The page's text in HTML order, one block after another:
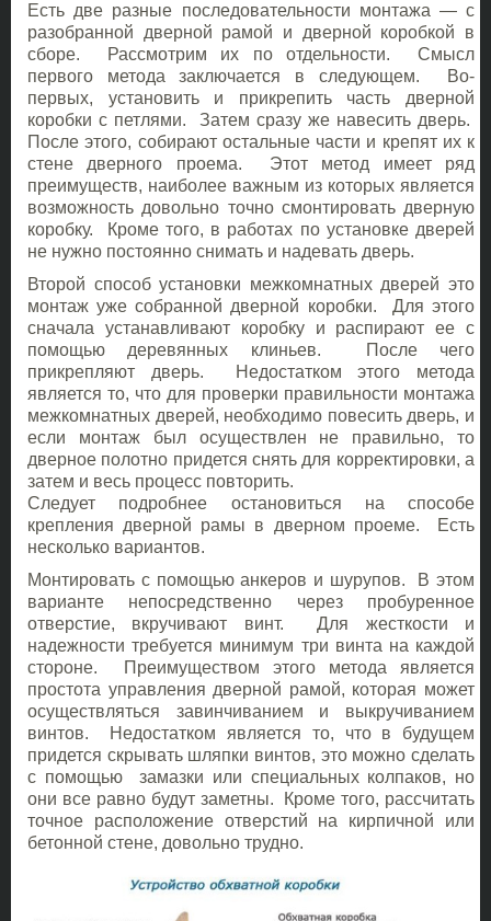
Есть две разные последовательности монтажа — с
разобранной дверной рамой и дверной коробкой в
сборе. Рассмотрим их по отдельности. Смысл
первого метода заключается в следующем. Во-
первых, установить и прикрепить часть дверной
коробки с петлями. Затем сразу же навесить дверь.
После этого, собирают остальные части и крепят их к
стене дверного проема. Этот метод имеет ряд
преимуществ, наиболее важным из которых является
возможность довольно точно смонтировать дверную
коробку. Кроме того, в работах по установке дверей
не нужно постоянно снимать и надевать дверь.
Второй способ установки межкомнатных дверей это
монтаж уже собранной дверной коробки. Для этого
сначала устанавливают коробку и распирают ее с
помощью деревянных клиньев. После чего
прикрепляют дверь. Недостатком этого метода
является то, что для проверки правильности монтажа
межкомнатных дверей, необходимо повесить дверь, и
если монтаж был осуществлен не правильно, то
дверное полотно придется снять для корректировки, а
затем и весь процесс повторить.
Следует подробнее остановиться на способе
крепления дверной рамы в дверном проеме. Есть
несколько вариантов.
Монтировать с помощью анкеров и шурупов. В этом
варианте непосредственно через пробуренное
отверстие, вкручивают винт. Для жесткости и
надежности требуется минимум три винта на каждой
стороне. Преимуществом этого метода является
простота управления дверной рамой, которая может
осуществляться завинчиванием и выкручиванием
винтов. Недостатком является то, что в будущем
придется скрывать шляпки винтов, это можно сделать
с помощью замазки или специальных колпаков, но
они все равно будут заметны. Кроме того, рассчитать
точное расположение отверстий на кирпичной или
бетонной стене, довольно трудно.